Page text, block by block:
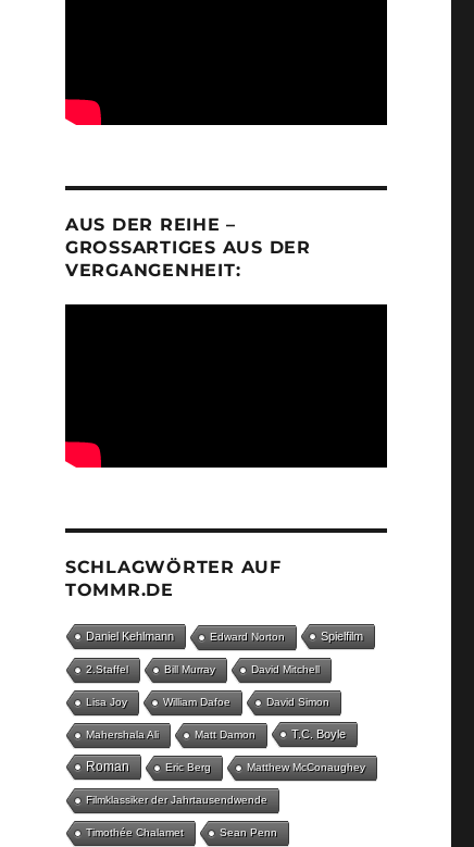
AUS DER REIHE –
GROSSARTIGES AUS DER V
ERGANGENHEIT:
SCHLAGWÖRTER AUF
TOMMR.DE
Daniel Kehlmann Edward Norton Spielfilm
2.Staffel Bill Murray David Mitchell
Lisa Joy William Dafoe David Simon
Mahershala Ali Matt Damon T.C. Boyle
Roman Eric Berg Matthew McConaughey
Filmklassiker der Jahrtausendwende
Timothée Chalamet Sean Penn